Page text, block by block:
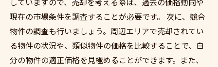
現在の市場条件を調査することが必要です。 次に、競合
物件の調査も行いましょう。周辺エリアで売却されてい
る物件の状況や、類似物件の価格を比較することで、自
分の物件の適正価格を見極めることができます。また、